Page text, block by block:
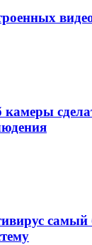
камеры